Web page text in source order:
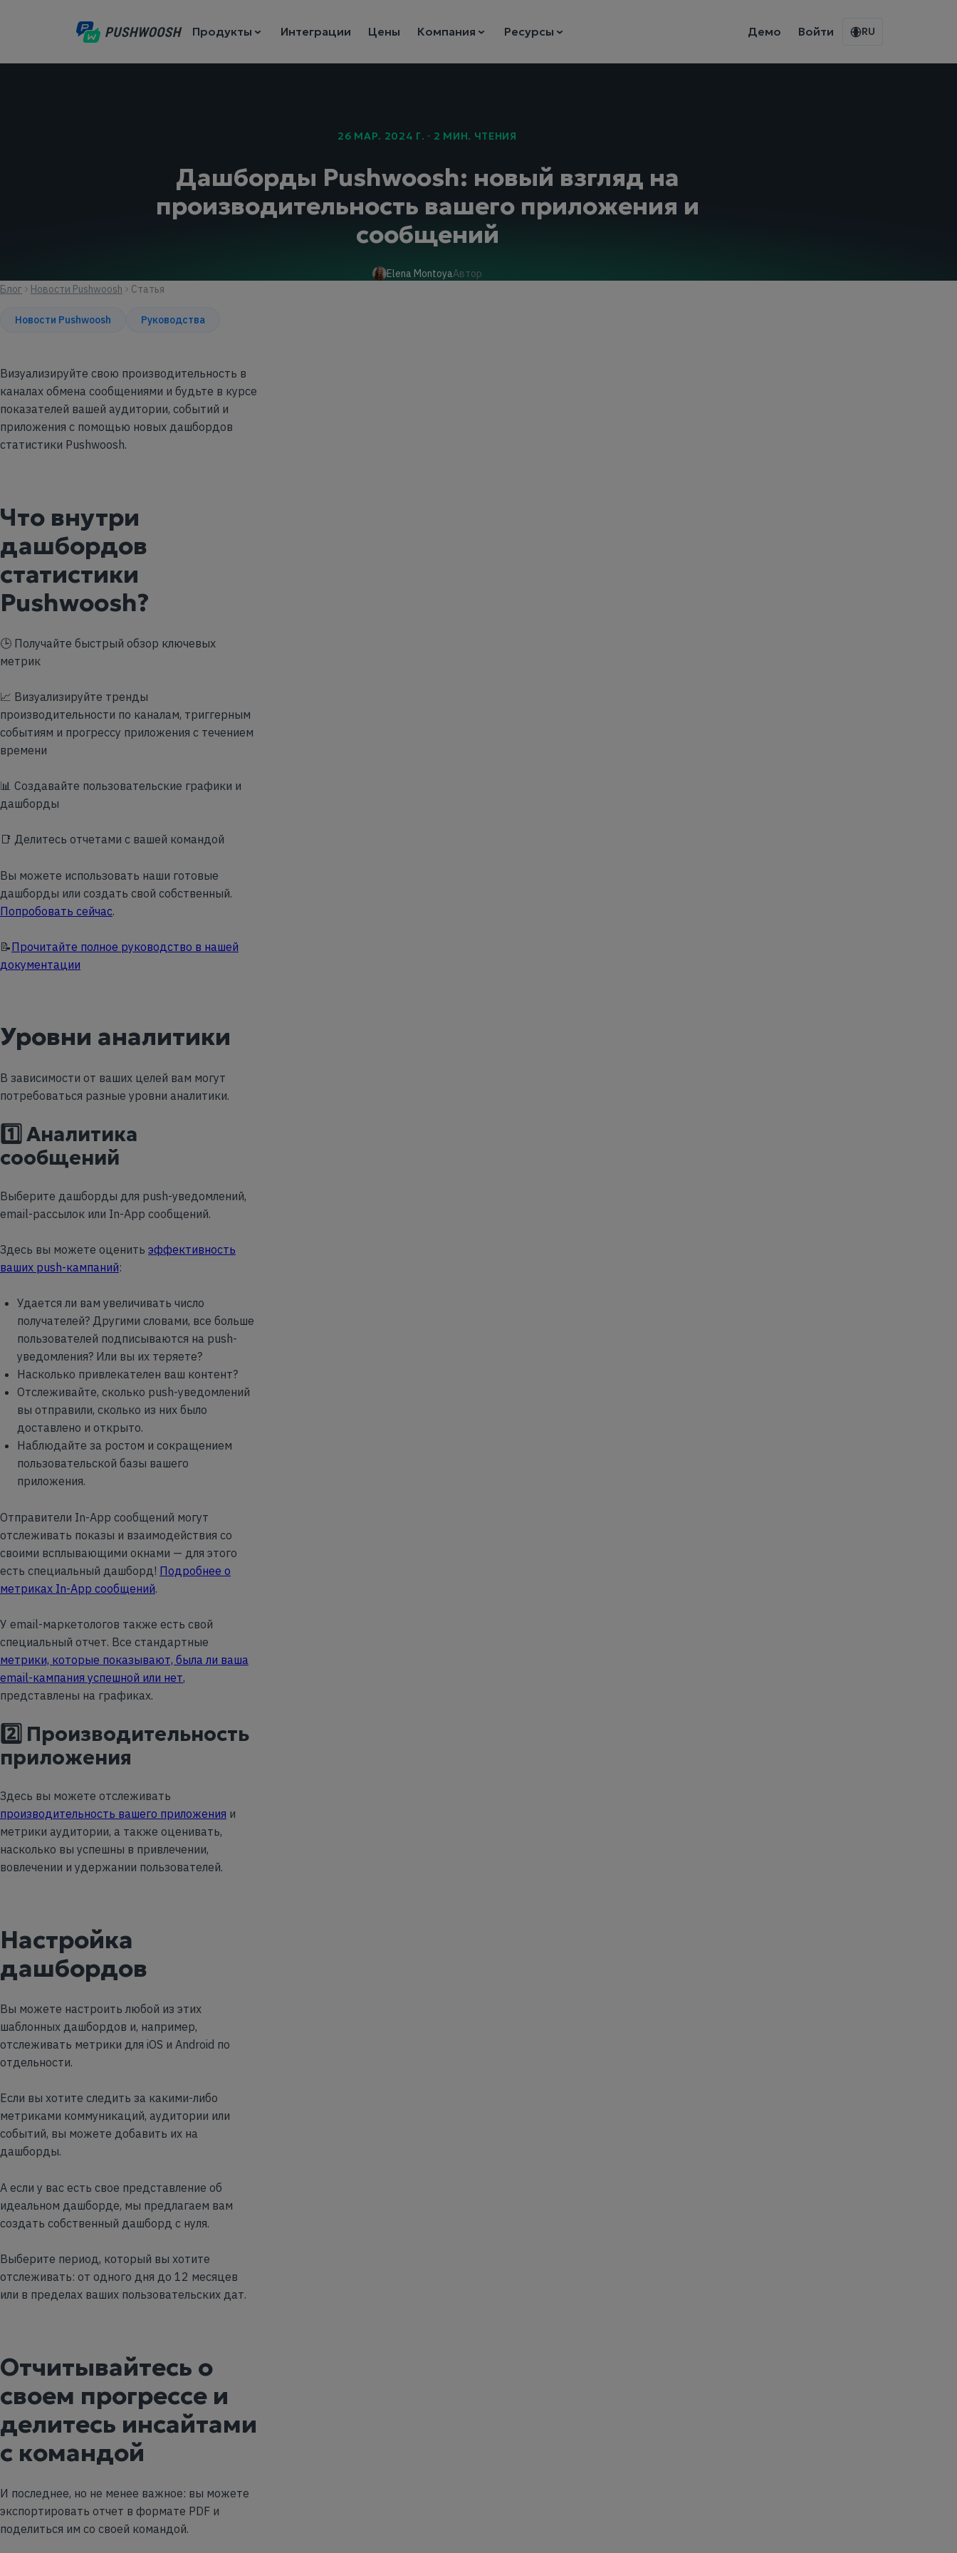
Продукты Интеграции Цены Компания Ресурсы Демо Войти RU
26 МАР. 2024 Г. · 2 МИН. ЧТЕНИЯ
Дашборды Pushwoosh: новый взгляд на
производительность вашего приложения и
сообщений
Elena MontoyaАвтор
Блог
Новости Pushwoosh Статья
Новости Pushwoosh Руководства
Визуализируйте свою производительность в
каналах обмена сообщениями и будьте в курсе
показателей вашей аудитории, событий и
приложения с помощью новых дашбордов
статистики Pushwoosh.
Что внутри
дашбордов
статистики
Pushwoosh?
🕒 Получайте быстрый обзор ключевых
метрик
📈 Визуализируйте тренды
производительности по каналам, триггерным
событиям и прогрессу приложения с течением
времени
📊 Создавайте пользовательские графики и
дашборды
📑 Делитесь отчетами с вашей командой
Вы можете использовать наши готовые
дашборды или создать свой собственный.
Попробовать сейчас.
📝Прочитайте полное руководство в нашей
документации
Уровни аналитики
В зависимости от ваших целей вам могут
потребоваться разные уровни аналитики.
1️⃣ Аналитика
сообщений
Выберите дашборды для push-уведомлений,
email-рассылок или In-App сообщений.
Здесь вы можете оценить эффективность
ваших push-кампаний:
Удается ли вам увеличивать число
получателей? Другими словами, все больше
пользователей подписываются на push-
уведомления? Или вы их теряете?
Насколько привлекателен ваш контент?
Отслеживайте, сколько push-уведомлений
вы отправили, сколько из них было
доставлено и открыто.
Наблюдайте за ростом и сокращением
пользовательской базы вашего
приложения.
Отправители In-App сообщений могут
отслеживать показы и взаимодействия со
своими всплывающими окнами — для этого
есть специальный дашборд! Подробнее о
метриках In-App сообщений.
У email-маркетологов также есть свой
специальный отчет. Все стандартные
метрики, которые показывают, была ли ваша
email-кампания успешной или нет,
представлены на графиках.
2️⃣ Производительность
приложения
Здесь вы можете отслеживать
производительность вашего приложения и
метрики аудитории, а также оценивать,
насколько вы успешны в привлечении,
вовлечении и удержании пользователей.
Настройка
дашбордов
Вы можете настроить любой из этих
шаблонных дашбордов и, например,
отслеживать метрики для iOS и Android по
отдельности.
Если вы хотите следить за какими-либо
метриками коммуникаций, аудитории или
событий, вы можете добавить их на
дашборды.
А если у вас есть свое представление об
идеальном дашборде, мы предлагаем вам
создать собственный дашборд с нуля.
Выберите период, который вы хотите
отслеживать: от одного дня до 12 месяцев
или в пределах ваших пользовательских дат.
Отчитывайтесь о
своем прогрессе и
делитесь инсайтами
с командой
И последнее, но не менее важное: вы можете
экспортировать отчет в формате PDF и
поделиться им со своей командой.